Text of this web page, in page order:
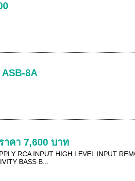
ASB-8A
าคา 7,600 บาท
RCA INPUT HIGH LEVEL INPUT
BASS B...